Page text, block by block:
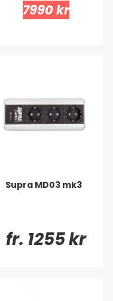
7990 kr
Supra MD03 mk3
fr. 1255 kr